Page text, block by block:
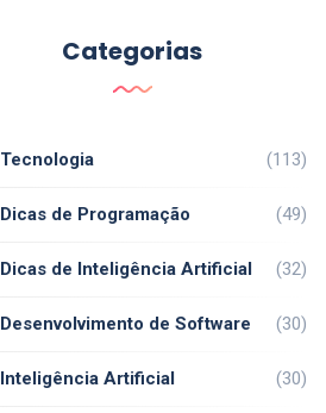
Categorias
Tecnologia (113)
Dicas de Programação (49)
Dicas de Inteligência Artificial (32)
Desenvolvimento de Software (30)
Inteligência Artificial (30)